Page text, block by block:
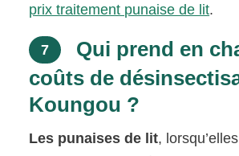
prix traitement punaise de lit.
7
Qui prend en
coûts de
Koungou ?
Les punaises de lit,